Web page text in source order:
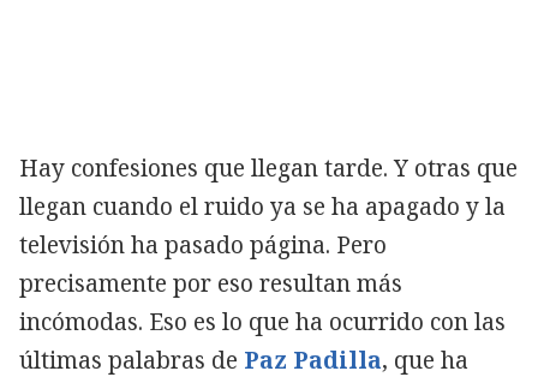
Hay confesiones que llegan tarde. Y otras que
llegan cuando el ruido ya se ha apagado y la
televisión ha pasado página. Pero
precisamente por eso resultan más
incómodas. Eso es lo que ha ocurrido con las
últimas palabras de Paz Padilla, que ha